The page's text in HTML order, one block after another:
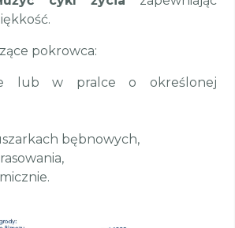
pokrowca:
lub w pralce o określonej
bębnowych,